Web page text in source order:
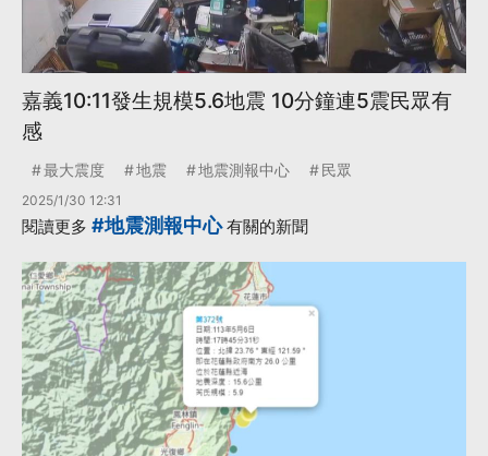
嘉義10:11發生規模5.6地震 10分鐘連5震民眾有
感
最大震度 地震 地震測報中心 民眾
2025/1/30 12:31
閱讀更多 #地震測報中心有關的新聞